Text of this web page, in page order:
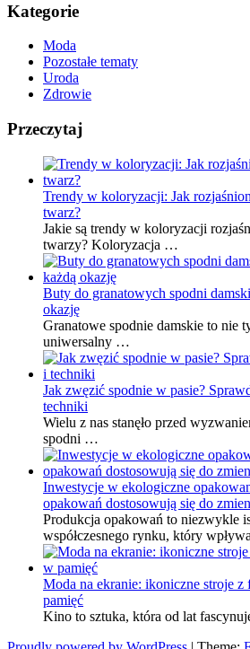
Kategorie
Moda
Pozostałe tematy
Uroda
Zdrowie
Przeczytaj
Trendy w koloryzacji: Jak
twarz?
Jakie są trendy w koloryzacji
twarzy? Koloryzacja …
Buty do granatowych spodni
okazję
Granatowe spodnie damskie to nie
uniwersalny …
Jak zwęzić spodnie w pasie?
techniki
Wielu z nas stanęło przed
spodni …
Inwestycje w ekologiczne
opakowań dostosowują się do
Produkcja opakowań to niezwykle
współczesnego rynku, który
Moda na ekranie: ikoniczne stroje z
pamięć
Kino to sztuka, która od lat